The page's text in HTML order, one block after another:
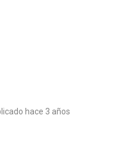
hace 3 años